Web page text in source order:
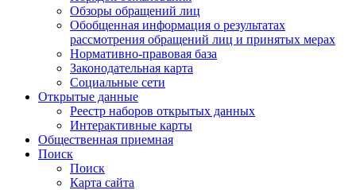
Обзоры обращений лиц
Обобщенная информация о результатах
рассмотрения обращений лиц и принятых мерах
Нормативно-правовая база
Законодательная карта
Социальные сети
Открытые данные
Реестр наборов открытых данных
Интерактивные карты
Общественная приемная
Поиск
Поиск
Карта сайта